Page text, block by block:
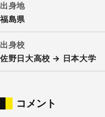
出身地
福島県
出身校
佐野日大高校 → 日本大学
コメント